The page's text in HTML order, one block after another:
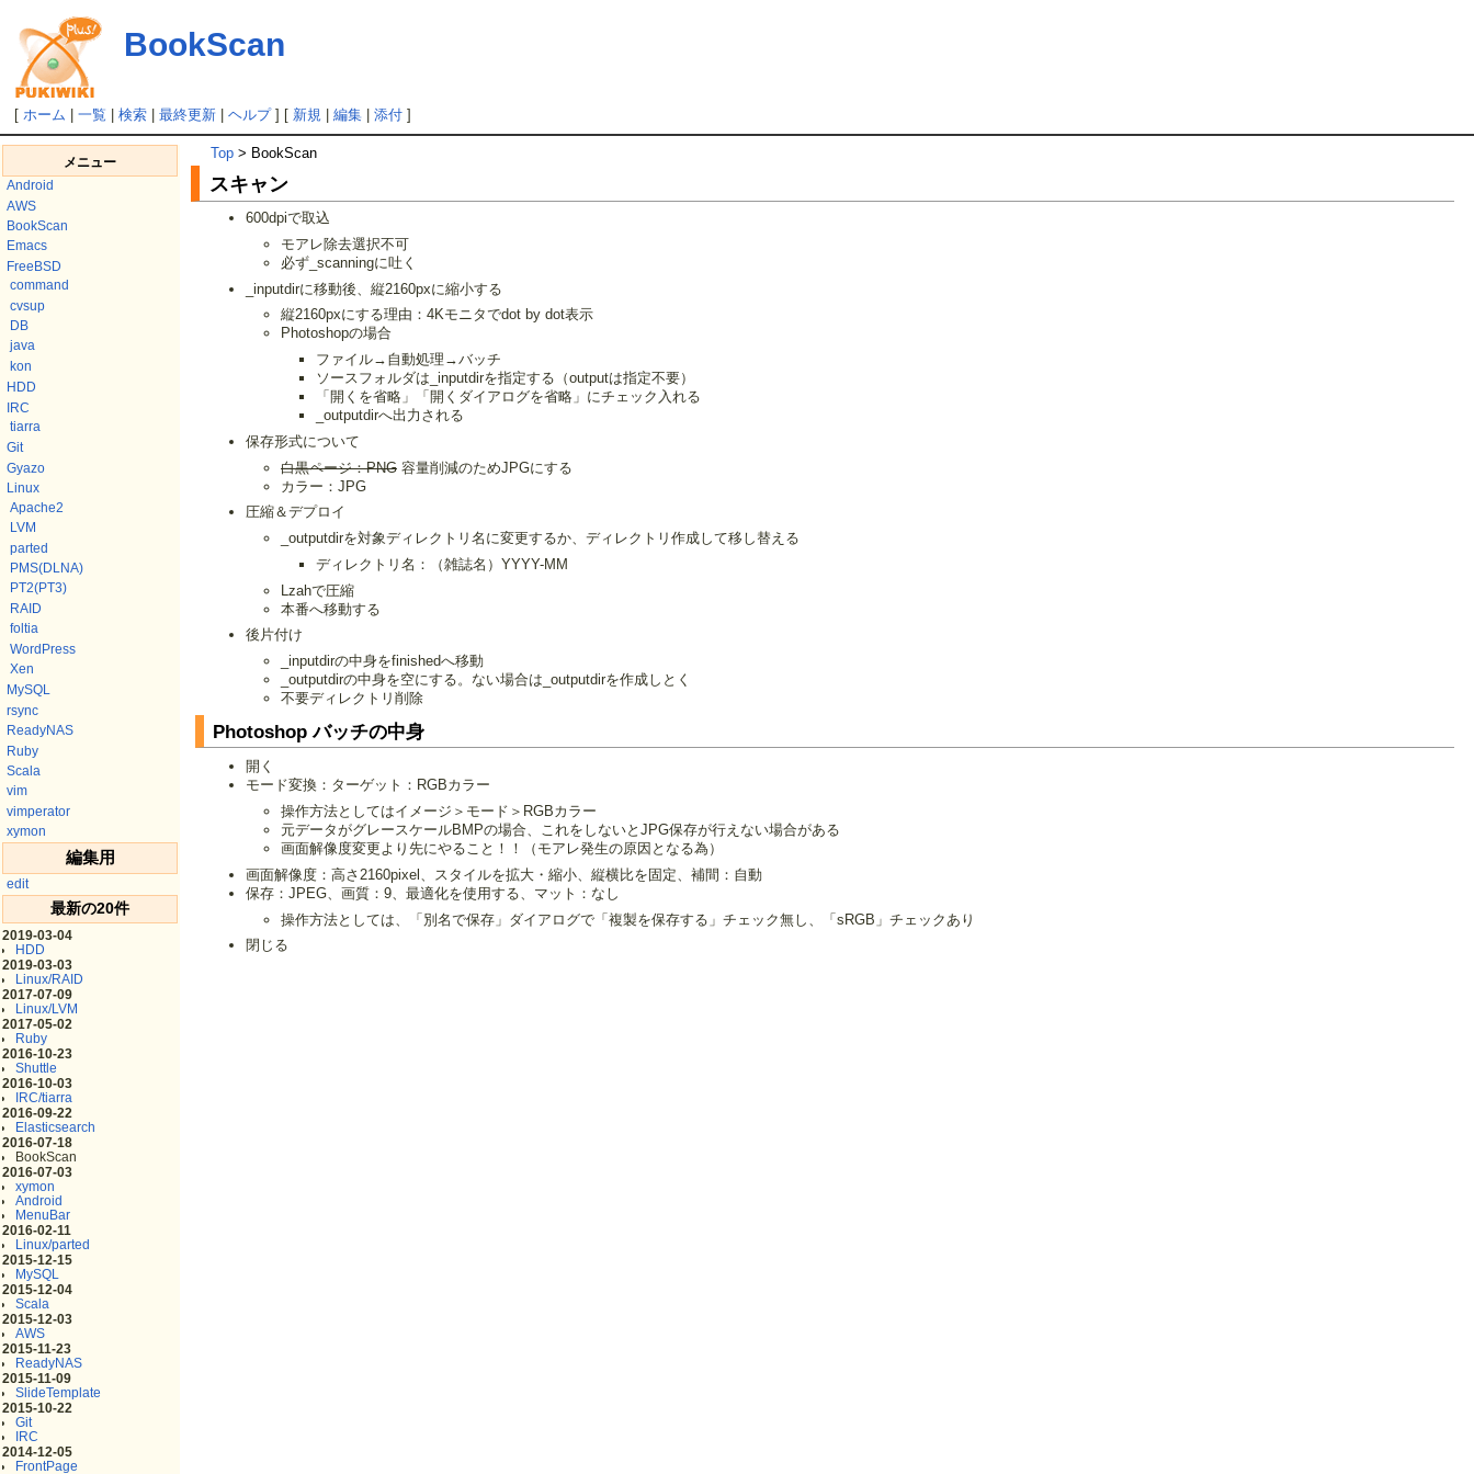
BookScan
[ホーム |一覧 |検索 |最終更新 |ヘルプ] [ 新規 |編集 |添付 ]
メニュー
Android
AWS
BookScan
Emacs
FreeBSD
command
cvsup
DB
java
kon
HDD
IRC
tiarra
Git
Gyazo
Linux
Apache2
LVM
parted
PMS(DLNA)
PT2(PT3)
RAID
foltia
WordPress
Xen
MySQL
rsync
ReadyNAS
Ruby
Scala
vim
vimperator
xymon
編集用
edit
最新の20件
2019-03-04
HDD
2019-03-03
Linux/RAID
2017-07-09
Linux/LVM
2017-05-02
Ruby
2016-10-23
Shuttle
2016-10-03
IRC/tiarra
2016-09-22
Elasticsearch
2016-07-18
BookScan
2016-07-03
xymon
Android
MenuBar
2016-02-11
Linux/parted
2015-12-15
MySQL
2015-12-04
Scala
2015-12-03
AWS
2015-11-23
ReadyNAS
2015-11-09
SlideTemplate
2015-10-22
Git
IRC
2014-12-05
FrontPage
Top > BookScan
スキャン
600dpiで取込
モアレ除去選択不可
必ず_scanningに吐く
_inputdirに移動後、縦2160pxに縮小する
縦2160pxにする理由：4Kモニタでdot by dot表示
Photoshopの場合
ファイル→自動処理→バッチ
ソースフォルダは_inputdirを指定する（outputは指定不要）
「開くを省略」「開くダイアログを省略」にチェック入れる
_outputdirへ出力される
保存形式について
白黒ページ：PNG 容量削減のためJPGにする
カラー：JPG
圧縮＆デプロイ
_outputdirを対象ディレクトリ名に変更するか、ディレクトリ作成して移し替える
ディレクトリ名：（雑誌名）YYYY-MM
Lzahで圧縮
本番へ移動する
後片付け
_inputdirの中身をfinishedへ移動
_outputdirの中身を空にする。ない場合は_outputdirを作成しとく
不要ディレクトリ削除
Photoshop バッチの中身
開く
モード変換：ターゲット：RGBカラー
操作方法としてはイメージ＞モード＞RGBカラー
元データがグレースケールBMPの場合、これをしないとJPG保存が行えない場合がある
画面解像度変更より先にやること！！（モアレ発生の原因となる為）
画面解像度：高さ2160pixel、スタイルを拡大・縮小、縦横比を固定、補間：自動
保存：JPEG、画質：9、最適化を使用する、マット：なし
操作方法としては、「別名で保存」ダイアログで「複製を保存する」チェック無し、「sRGB」チェックあり
閉じる